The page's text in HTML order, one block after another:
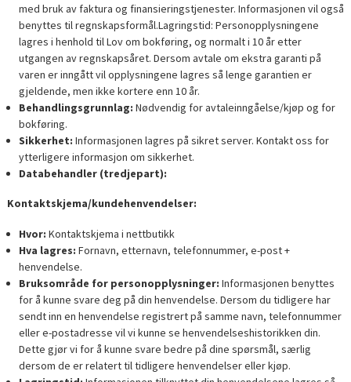
med bruk av faktura og finansieringstjenester. Informasjonen vil også
benyttes til regnskapsformål.Lagringstid: Personopplysningene
lagres i henhold til Lov om bokføring, og normalt i 10 år etter
utgangen av regnskapsåret. Dersom avtale om ekstra garanti på
varen er inngått vil opplysningene lagres så lenge garantien er
gjeldende, men ikke kortere enn 10 år.
Behandlingsgrunnlag: Nødvendig for avtaleinngåelse/kjøp og for
bokføring.
Sikkerhet: Informasjonen lagres på sikret server. Kontakt oss for
ytterligere informasjon om sikkerhet.
Databehandler (tredjepart):
Kontaktskjema/kundehenvendelser:
Hvor: Kontaktskjema i nettbutikk
Hva lagres: Fornavn, etternavn, telefonnummer, e-post +
henvendelse.
Bruksområde for personopplysninger: Informasjonen benyttes
for å kunne svare deg på din henvendelse. Dersom du tidligere har
sendt inn en henvendelse registrert på samme navn, telefonnummer
eller e-postadresse vil vi kunne se henvendelseshistorikken din.
Dette gjør vi for å kunne svare bedre på dine spørsmål, særlig
dersom de er relatert til tidligere henvendelser eller kjøp.